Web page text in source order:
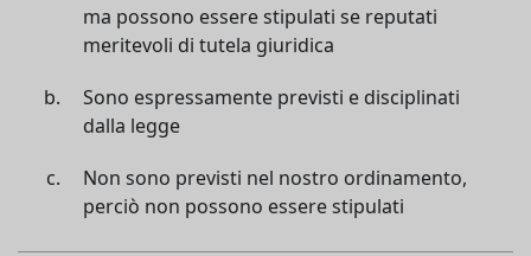
ma possono essere stipulati se reputati
meritevoli di tutela giuridica
Sono espressamente previsti e disciplinati
dalla legge
Non sono previsti nel nostro ordinamento,
perciò non possono essere stipulati